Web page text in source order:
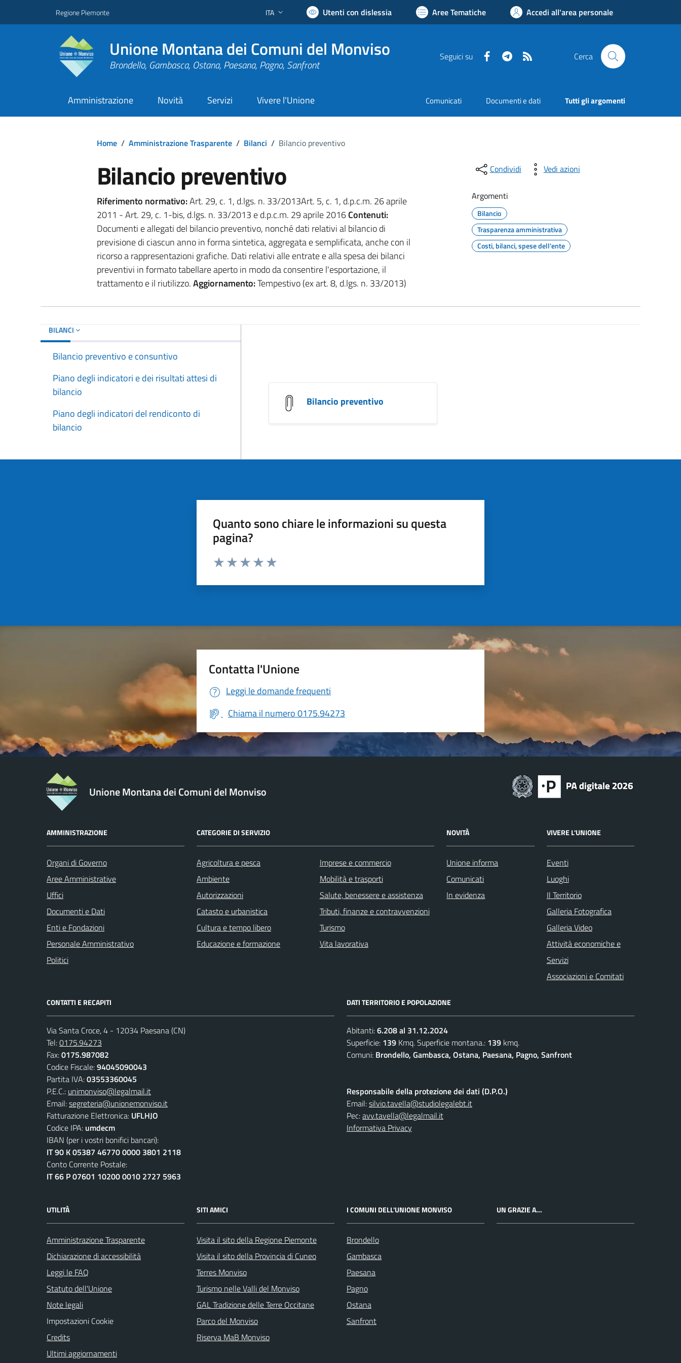
Regione Piemonte Lingua attiva:
ITA Utenti con dislessia Aree Tematiche Accedi all'area personale
Unione Montana dei Comuni del Monviso
Brondello, Gambasca, Ostana, Paesana, Pagno, Sanfront
Seguici su FacebookTelegram Cerca
Amministrazione Novità Servizi Vivere l'Unione Comunicati Documenti e dati Tutti gli argomenti
Home / Amministrazione Trasparente / Bilanci / Bilancio preventivo
Bilancio preventivo
Riferimento normativo:Art. 29, c. 1, d.lgs. n. 33/2013Art. 5, c. 1, d.p.c.m. 26 aprile
2011 - Art. 29, c. 1-bis, d.lgs. n. 33/2013 e d.p.c.m. 29 aprile 2016Contenuti:
Documenti e allegati del bilancio preventivo, nonché dati relativi al bilancio di
previsione di ciascun anno in forma sintetica, aggregata e semplificata, anche con il
ricorso a rappresentazioni grafiche. Dati relativi alle entrate e alla spesa dei bilanci
preventivi in formato tabellare aperto in modo da consentire l'esportazione, il
trattamento e il riutilizzo.Aggiornamento:Tempestivo (ex art. 8, d.lgs. n. 33/2013)
Condividi Vedi azioni
Argomenti
Bilancio
Trasparenza amministrativa
Costi, bilanci, spese dell'ente
BILANCI
Bilancio preventivo e consuntivo
Piano degli indicatori e dei risultati attesi di
bilancio
Piano degli indicatori del rendiconto di
bilancio
Bilancio preventivo
Quanto sono chiare le informazioni su questa
pagina?
Valuta da 1 a 5 stelle la pagina
Contatta l'Unione
Leggi le domande frequenti
Chiama il numero 0175.94273
Unione Montana dei Comuni del Monviso
AMMINISTRAZIONE
Organi di Governo
Aree Amministrative
Uffici
Documenti e Dati
Enti e Fondazioni
Personale Amministrativo
Politici
CATEGORIE DI SERVIZIO
Agricoltura e pesca
Ambiente
Autorizzazioni
Catasto e urbanistica
Cultura e tempo libero
Educazione e formazione
Imprese e commercio
Mobilità e trasporti
Salute, benessere e assistenza
Tributi, finanze e contravvenzioni
Turismo
Vita lavorativa
NOVITÀ
Unione informa
Comunicati
In evidenza
VIVERE L'UNIONE
Eventi
Luoghi
Il Territorio
Galleria Fotografica
Galleria Video
Attività economiche e
Servizi
Associazioni e Comitati
CONTATTI E RECAPITI
Via Santa Croce, 4 - 12034 Paesana (CN)
Tel:0175.94273
Fax:0175.987082
Codice Fiscale:94045090043
Partita IVA:03553360045
P.E.C.: unimonviso@legalmail.it
Email:segreteria@unionemonviso.it
Fatturazione Elettronica: UFLHJO
Codice IPA: umdecm
IBAN (per i vostri bonifici bancari):
IT 90 K 05387 46770 0000 3801 2118
Conto Corrente Postale:
IT 66 P 07601 10200 0010 2727 5963
DATI TERRITORIO E POPOLAZIONE
Abitanti:6.208 al 31.12.2024
Superficie: 139 Kmq. Superficie montana.: 139 kmq.
Comuni: Brondello, Gambasca, Ostana, Paesana, Pagno, Sanfront
Responsabile della protezione dei dati (D.P.O.)
Email:silvio.tavella@studiolegalebt.it
Pec:avv.tavella@legalmail.it
Informativa Privacy
UTILITÀ
Amministrazione Trasparente
Dichiarazione di accessibilità
Leggi le FAQ
Statuto dell'Unione
Note legali
Impostazioni Cookie
Credits
Ultimi aggiornamenti
SITI AMICI
Visita il sito della Regione Piemonte
Visita il sito della Provincia di Cuneo
Terres Monviso
Turismo nelle Valli del Monviso
GAL Tradizione delle Terre Occitane
Parco del Monviso
Riserva MaB Monviso
I COMUNI DELL'UNIONE MONVISO
Brondello
Gambasca
Paesana
Pagno
Ostana
Sanfront
UN GRAZIE A...